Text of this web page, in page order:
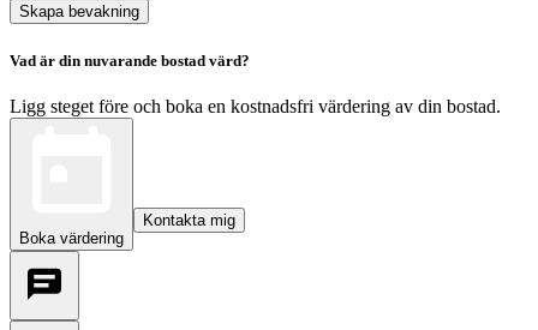
Skapa bevakning
Vad är din nuvarande bostad värd?
Ligg steget före och boka en kostnadsfri värdering av din bostad.
Boka värdering
Kontakta mig